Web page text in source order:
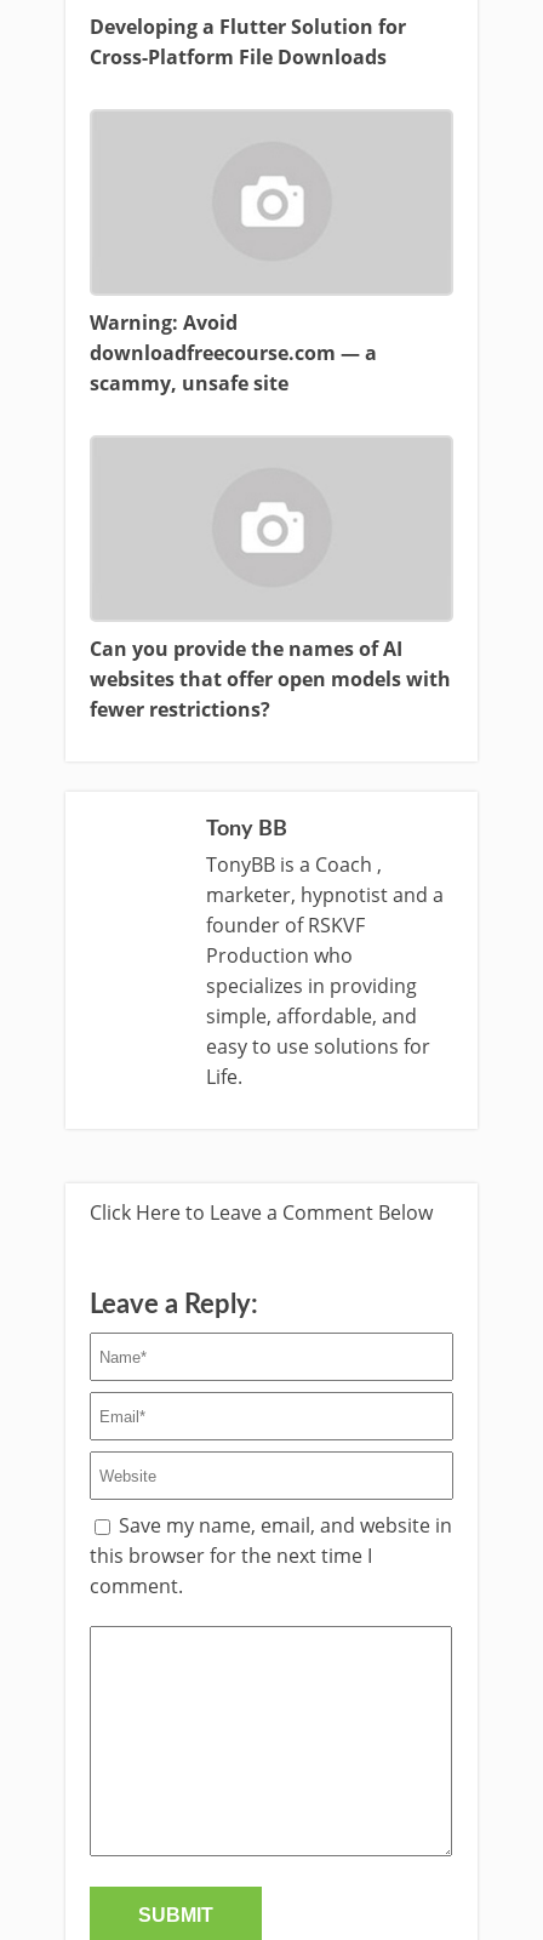
Developing a Flutter Solution for
Cross-Platform File Downloads
Warning: Avoid
downloadfreecourse.com — a
scammy, unsafe site
Can you provide the names of AI
websites that offer open models with
fewer restrictions?
Tony BB
TonyBB is a Coach ,
marketer, hypnotist and a
founder of RSKVF
Production who
specializes in providing
simple, affordable, and
easy to use solutions for
Life.
Click Here to Leave a Comment Below
Leave a Reply:
Save my name, email, and website in
this browser for the next time I
comment.